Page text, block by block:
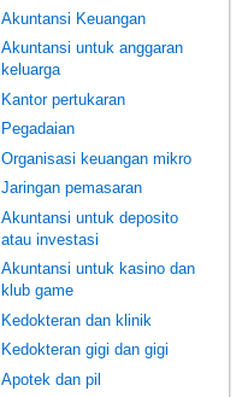
Akuntansi Keuangan
Akuntansi untuk anggaran
keluarga
Kantor pertukaran
Pegadaian
Organisasi keuangan mikro
Jaringan pemasaran
Akuntansi untuk deposito
atau investasi
Akuntansi untuk kasino dan
klub game
Kedokteran dan klinik
Kedokteran gigi dan gigi
Apotek dan pil